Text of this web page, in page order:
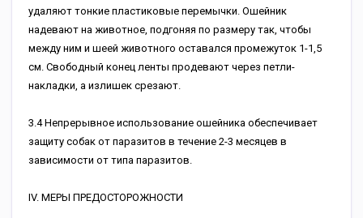
удаляют тонкие пластиковые перемычки. Ошейник
надевают на животное, подгоняя по размеру так, чтобы
между ним и шеей животного оставался промежуток 1-1,5
см. Свободный конец ленты продевают через петли-
накладки, а излишек срезают.
3.4 Непрерывное использование ошейника обеспечивает
защиту собак от паразитов в течение 2-3 месяцев в
зависимости от типа паразитов.
IV. МЕРЫ ПРЕДОСТОРОЖНОСТИ